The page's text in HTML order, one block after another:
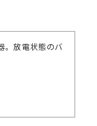
。放電状態のバ